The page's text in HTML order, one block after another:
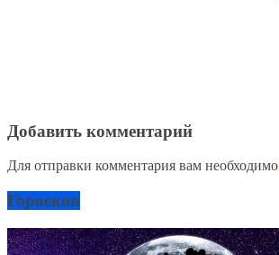
Добавить комментарий
Для отправки комментария вам необходимо
Гороскоп